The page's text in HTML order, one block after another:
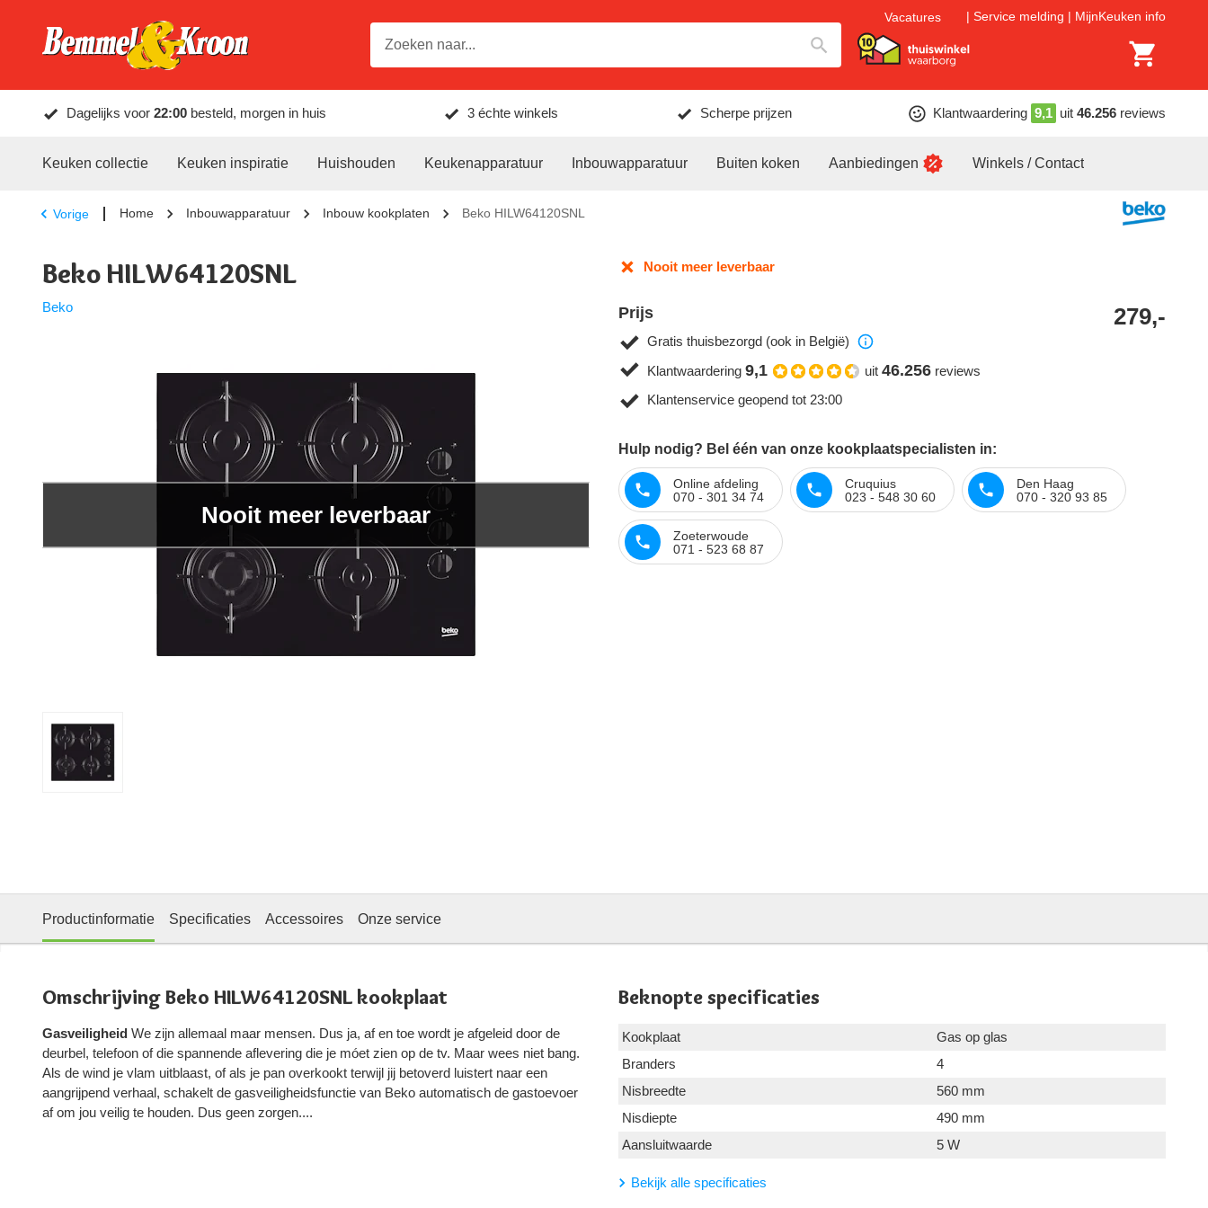
Vacatures Service melding MijnKeuken info
Dagelijks voor 22:00 besteld, morgen in huis 3 échte winkels Scherpe prijzen Klantwaardering 9,1 uit 46.256 reviews
Keuken collectie Keuken inspiratie Huishouden Keukenapparatuur Inbouwapparatuur Buiten koken Aanbiedingen Winkels / Contact
Vorige Home Inbouwapparatuur Inbouw kookplaten Beko HILW64120SNL
Beko HILW64120SNL
Beko
Nooit meer leverbaar
Nooit meer leverbaar
Prijs 279,-
Gratis thuisbezorgd (ook in België)
Klantwaardering 9,1 uit 46.256 reviews
Klantenservice geopend tot 23:00
Hulp nodig? Bel één van onze kookplaatspecialisten in:
Online afdeling
070 - 301 34 74
Cruquius
023 - 548 30 60
Den Haag
070 - 320 93 85
Zoeterwoude
071 - 523 68 87
Productinformatie Specificaties Accessoires Onze service
Omschrijving Beko HILW64120SNL kookplaat
Gasveiligheid We zijn allemaal maar mensen. Dus ja, af en toe wordt je afgeleid door de
deurbel, telefoon of die spannende aflevering die je móet zien op de tv. Maar wees niet bang.
Als de wind je vlam uitblaast, of als je pan overkookt terwijl jij betoverd luistert naar een
aangrijpend verhaal, schakelt de gasveiligheidsfunctie van Beko automatisch de gastoevoer
af om jou veilig te houden. Dus geen zorgen....
Beknopte specificaties
Kookplaat
Gas op glas
Branders
4
Nisbreedte
560 mm
Nisdiepte
490 mm
Aansluitwaarde
5 W
Bekijk alle specificaties